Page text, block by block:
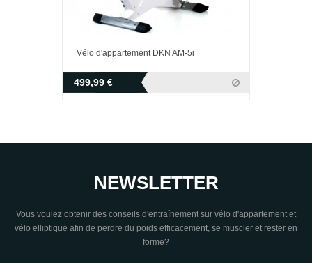
Vélo d'appartement DKN AM-5i
499,99 €
NEWSLETTER
Vous voulez obtenir des conseils d'entraînement sur vélo d'appartement et
vélo elliptique afin de perdre du poids efficacement, se muscler et rester en
forme?